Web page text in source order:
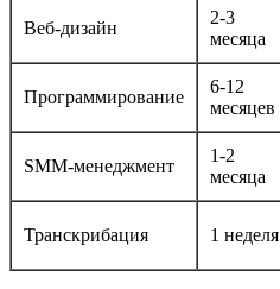
Веб-дизайн
2-3
месяца
Программирование
6-12
месяцев
SMM-менеджмент
1-2
месяца
Транскрибация 1 неделя